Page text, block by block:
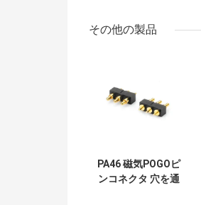
その他の製品
PA46 磁気POGOピ
ンコネクタ 穴を通